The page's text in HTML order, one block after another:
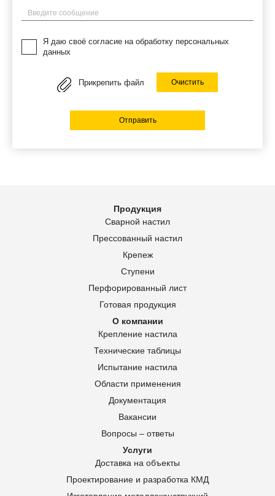
Введите сообщение
Я даю своё согласие на обработку персональных
данных
Прикрепить файл Очистить
Отправить
Продукция
Сварной настил
Прессованный настил
Крепеж
Ступени
Перфорированный лист
Готовая продукция
О компании
Крепление настила
Технические таблицы
Испытание настила
Области применения
Документация
Вакансии
Вопросы – ответы
Услуги
Доставка на объекты
Проектирование и разработка КМД